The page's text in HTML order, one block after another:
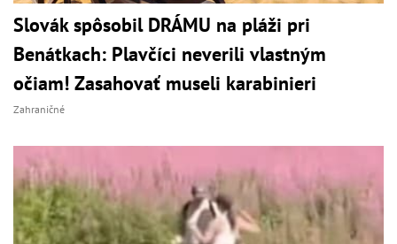
Slovák spôsobil DRÁMU na pláži pri
Benátkach: Plavčíci neverili vlastným
očiam! Zasahovať museli karabinieri
Zahraničné